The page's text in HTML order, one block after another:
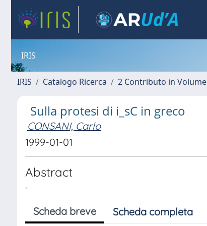
IRIS
IRIS Catalogo Ricerca 2 Contributo in Volume
Sulla protesi di i_sC in greco
CONSANI, Carlo
1999-01-01
Abstract
-
Scheda breve Scheda completa